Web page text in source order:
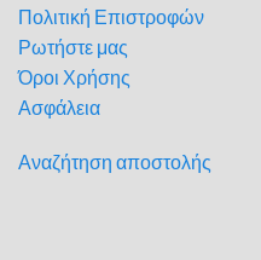
Πολιτική Επιστροφών
Ρωτήστε μας
Όροι Χρήσης
Ασφάλεια
Αναζήτηση αποστολής